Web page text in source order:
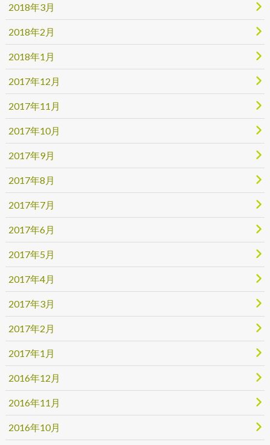
2018年3月
2018年2月
2018年1月
2017年12月
2017年11月
2017年10月
2017年9月
2017年8月
2017年7月
2017年6月
2017年5月
2017年4月
2017年3月
2017年2月
2017年1月
2016年12月
2016年11月
2016年10月